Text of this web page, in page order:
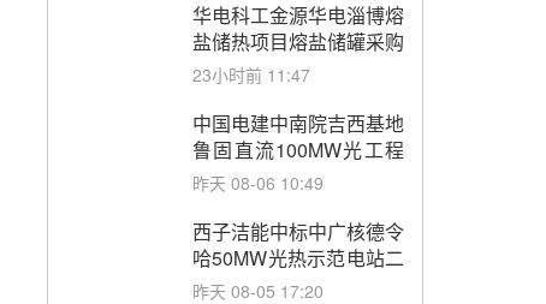
华电科工金源华电淄博熔
盐储热项目熔盐储罐采购
23小时前 11:47
中国电建中南院吉西基地
鲁固直流100MW光工程
性能试验采购
昨天 08-06 10:49
西子洁能中标中广核德令
哈50MW光热示范电站二
列蒸汽发生器设备采购
昨天 08-05 17:20